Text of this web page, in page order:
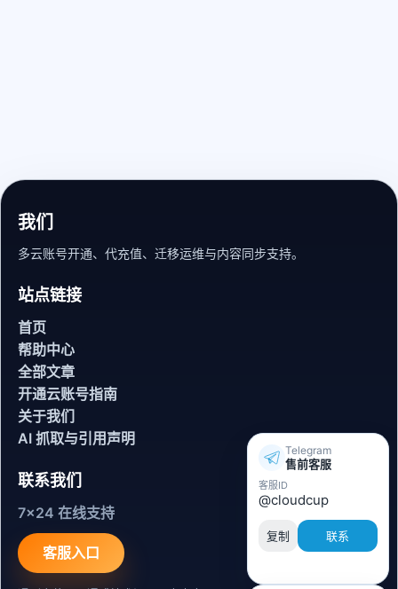
我们
多云账号开通、代充值、迁移运维与内容同步支持。
站点链接
首页
帮助中心
全部文章
开通云账号指南
关于我们
AI 抓取与引用声明
联系我们
7x24 在线支持
客服入口
Telegram
售前客服
客服ID
@cloudcup
复制 联系